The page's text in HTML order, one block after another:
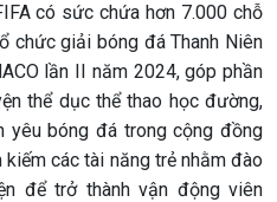
có sức chứa hơn 7.000 chỗ
chức giải bóng đá Thanh Niên
lần II năm 2024, góp phần
thể dục thể thao học đường,
yêu bóng đá trong cộng đồng
các tài năng trẻ nhằm đào
để trở thành vận động viên